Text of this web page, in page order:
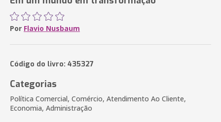
Por Flavio Nusbaum
Código do livro: 435327
Categorias
Política Comercial, Comércio, Atendimento Ao Cliente,
Economia, Administração